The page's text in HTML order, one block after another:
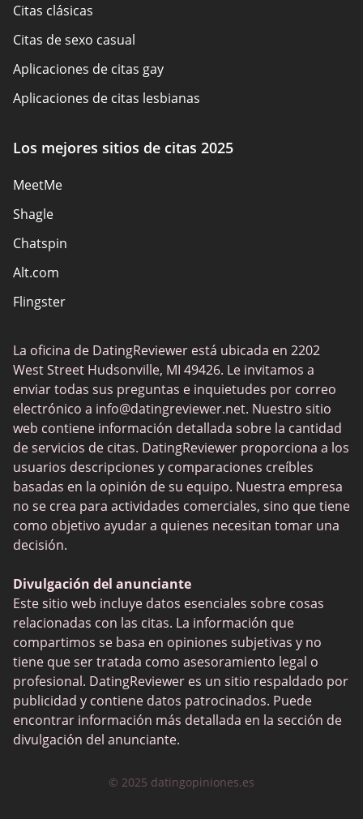
Citas clásicas
Citas de sexo casual
Aplicaciones de citas gay
Aplicaciones de citas lesbianas
Sitios de citas en español
Sitios de citas católicas
Sitios de citas cristianas
Sitios de citas europeos
Sitios de citas hispanas
Sitios de sexo
Solteros locales
Sitios de citas populares
Los mejores sitios de citas 2025
MeetMe
Shagle
Chatspin
Alt.com
Flingster
Tinder
Ashley Madison
Feeld
Chatki
Flirt
OurTime
eDarling
Okcupid
La oficina de DatingReviewer está ubicada en 2202
West Street Hudsonville, MI 49426. Le invitamos a
enviar todas sus preguntas e inquietudes por correo
electrónico a info@datingreviewer.net. Nuestro sitio
web contiene información detallada sobre la cantidad
de servicios de citas. DatingReviewer proporciona a los
usuarios descripciones y comparaciones creíbles
basadas en la opinión de su equipo. Nuestra empresa
no se crea para actividades comerciales, sino que tiene
como objetivo ayudar a quienes necesitan tomar una
decisión.
Divulgación del anunciante
Este sitio web incluye datos esenciales sobre cosas
relacionadas con las citas. La información que
compartimos se basa en opiniones subjetivas y no
tiene que ser tratada como asesoramiento legal o
profesional. DatingReviewer es un sitio respaldado por
publicidad y contiene datos patrocinados. Puede
encontrar información más detallada en la sección de
divulgación del anunciante.
© 2025 datingopiniones.es